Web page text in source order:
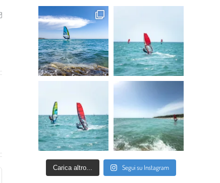
Email
Carica altro... Segui su Instagram